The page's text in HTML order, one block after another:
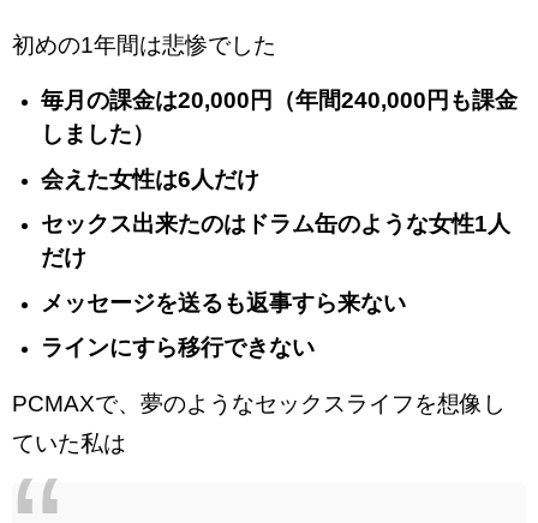
初めの1年間は悲惨でした
毎月の課金は20,000円（年間240,000円も課金
しました）
会えた女性は6人だけ
セックス出来たのはドラム缶のような女性1人
だけ
メッセージを送るも返事すら来ない
ラインにすら移行できない
PCMAXで、夢のようなセックスライフを想像し
ていた私は